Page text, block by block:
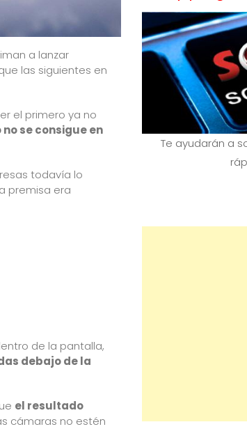
a lanzar
las siguientes en
el primero ya no
se consigue en
todavía lo
premisa era
de la pantalla,
debajo de la
el resultado
cámaras no estén
Te ayudarán a